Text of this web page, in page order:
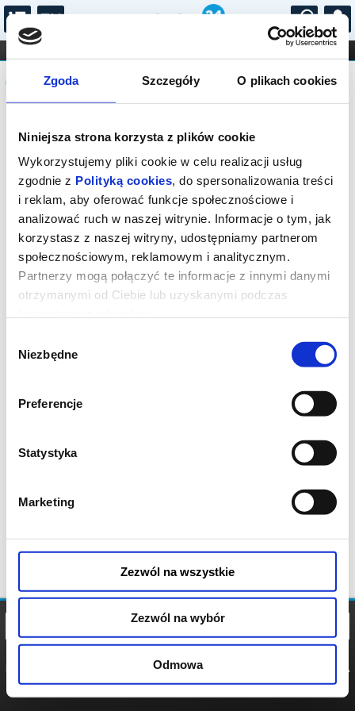
Zgoda Szczegóły O plikach cookies
Niniejsza strona korzysta z plików cookie
Wykorzystujemy pliki cookie w celu realizacji usług
zgodnie z Polityką cookies, do spersonalizowania treści
i reklam, aby oferować funkcje społecznościowe i
analizować ruch w naszej witrynie. Informacje o tym, jak
korzystasz z naszej witryny, udostępniamy partnerom
społecznościowym, reklamowym i analitycznym.
Partnerzy mogą połączyć te informacje z innymi danymi
otrzymanymi od Ciebie lub uzyskanymi podczas
zgody
Niezbędne
Preferencje
Statystyka
Marketing
Zezwól na wszystkie
Zezwól na wybór
Odmowa
...
FILHARMONIA OPERA I BALET
STAND-UP
DLA DZIECI
Komunikat
Sprzedaż biletów on-line na wydarzenie
została zakończona.
POLITYKA
POLITYKA